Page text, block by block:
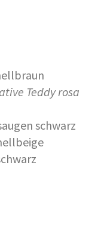
Teddy rosa
schwarz